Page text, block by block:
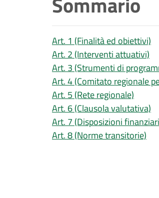
Art. 1 (Finalità ed obiettivi)
Art. 2 (Interventi attuativi)
Art. 3 (Strumenti di
Art. 4 (Comitato regionale
Art. 5 (Rete regionale)
Art. 6 (Clausola valutativa)
Art. 7 (Disposizioni
Art. 8 (Norme transitorie)